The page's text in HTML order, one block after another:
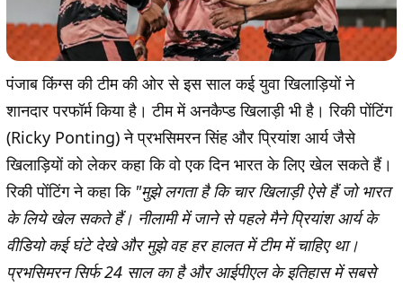
पंजाब किंग्स की टीम की ओर से इस साल कई युवा खिलाड़ियों ने
शानदार परफॉर्म किया है। टीम में अनकैप्ड खिलाड़ी भी है। रिकी पोंटिंग
(Ricky Ponting) ने प्रभसिमरन सिंह और प्रियांश आर्य जैसे
खिलाड़ियों को लेकर कहा कि वो एक दिन भारत के लिए खेल सकते हैं।
रिकी पोंटिंग ने कहा कि "मुझे लगता है कि चार खिलाड़ी ऐसे हैं जो भारत
के लिये खेल सकते हैं। नीलामी में जाने से पहले मैने प्रियांश आर्य के
वीडियो कई घंटे देखे और मुझे वह हर हालत में टीम में चाहिए था।
प्रभसिमरन सिर्फ 24 साल का है और आईपीएल के इतिहास में सबसे